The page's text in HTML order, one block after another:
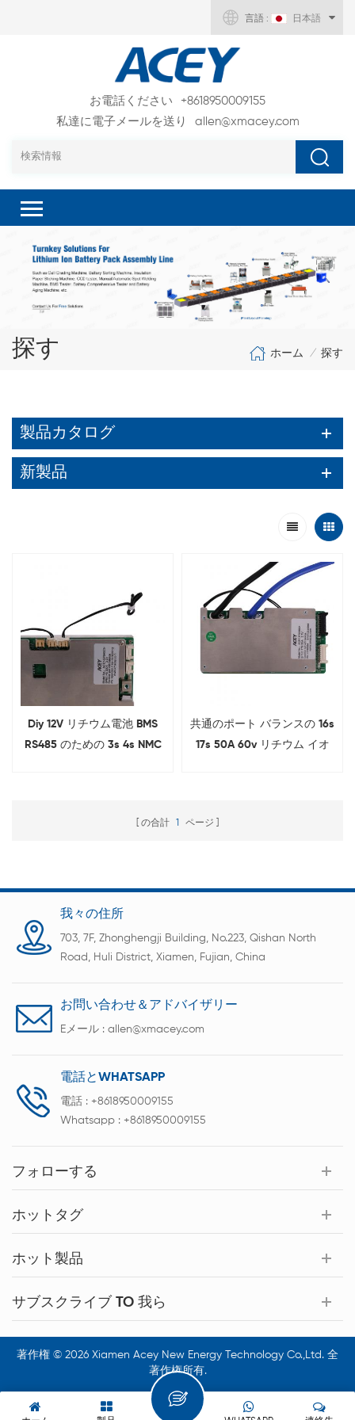
言語 : 日本語
お電話ください
+8618950009155
私達に電子メールを送り
allen@xmacey.com
探す ホーム / 探す
製品カタログ
新製品
Diy 12V リチウム電池 BMS
RS485 のための 3s 4s NMC
共通のポート バランスの 16s
17s 50A 60v リチウム イオ
の合計 1 ページ
我々の住所
703, 7F, Zhonghengji Building, No.223, Qishan North
Road, Huli District, Xiamen, Fujian, China
お問い合わせ＆アドバイザリー
Eメール : allen@xmacey.com
電話とWHATSAPP
電話 : +8618950009155
Whatsapp : +8618950009155
フォローする
ホットタグ
ホット製品
サブスクライブ TO 我ら
著作権 © 2026 Xiamen Acey New Energy Technology Co.,Ltd. 全
著作権所有.